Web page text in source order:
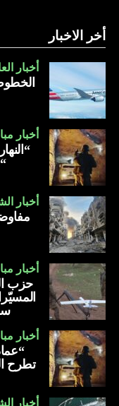
أخر الاخبار
أخبار
أخبار
أخبار
أخبار
حزب
أخبار
تطرح
أخبار